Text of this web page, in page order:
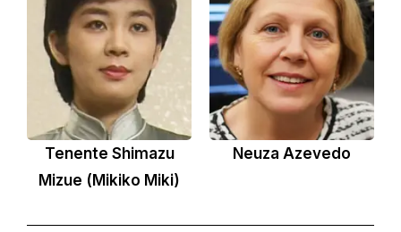
Tenente Shimazu
Mizue (Mikiko Miki)
Neuza Azevedo